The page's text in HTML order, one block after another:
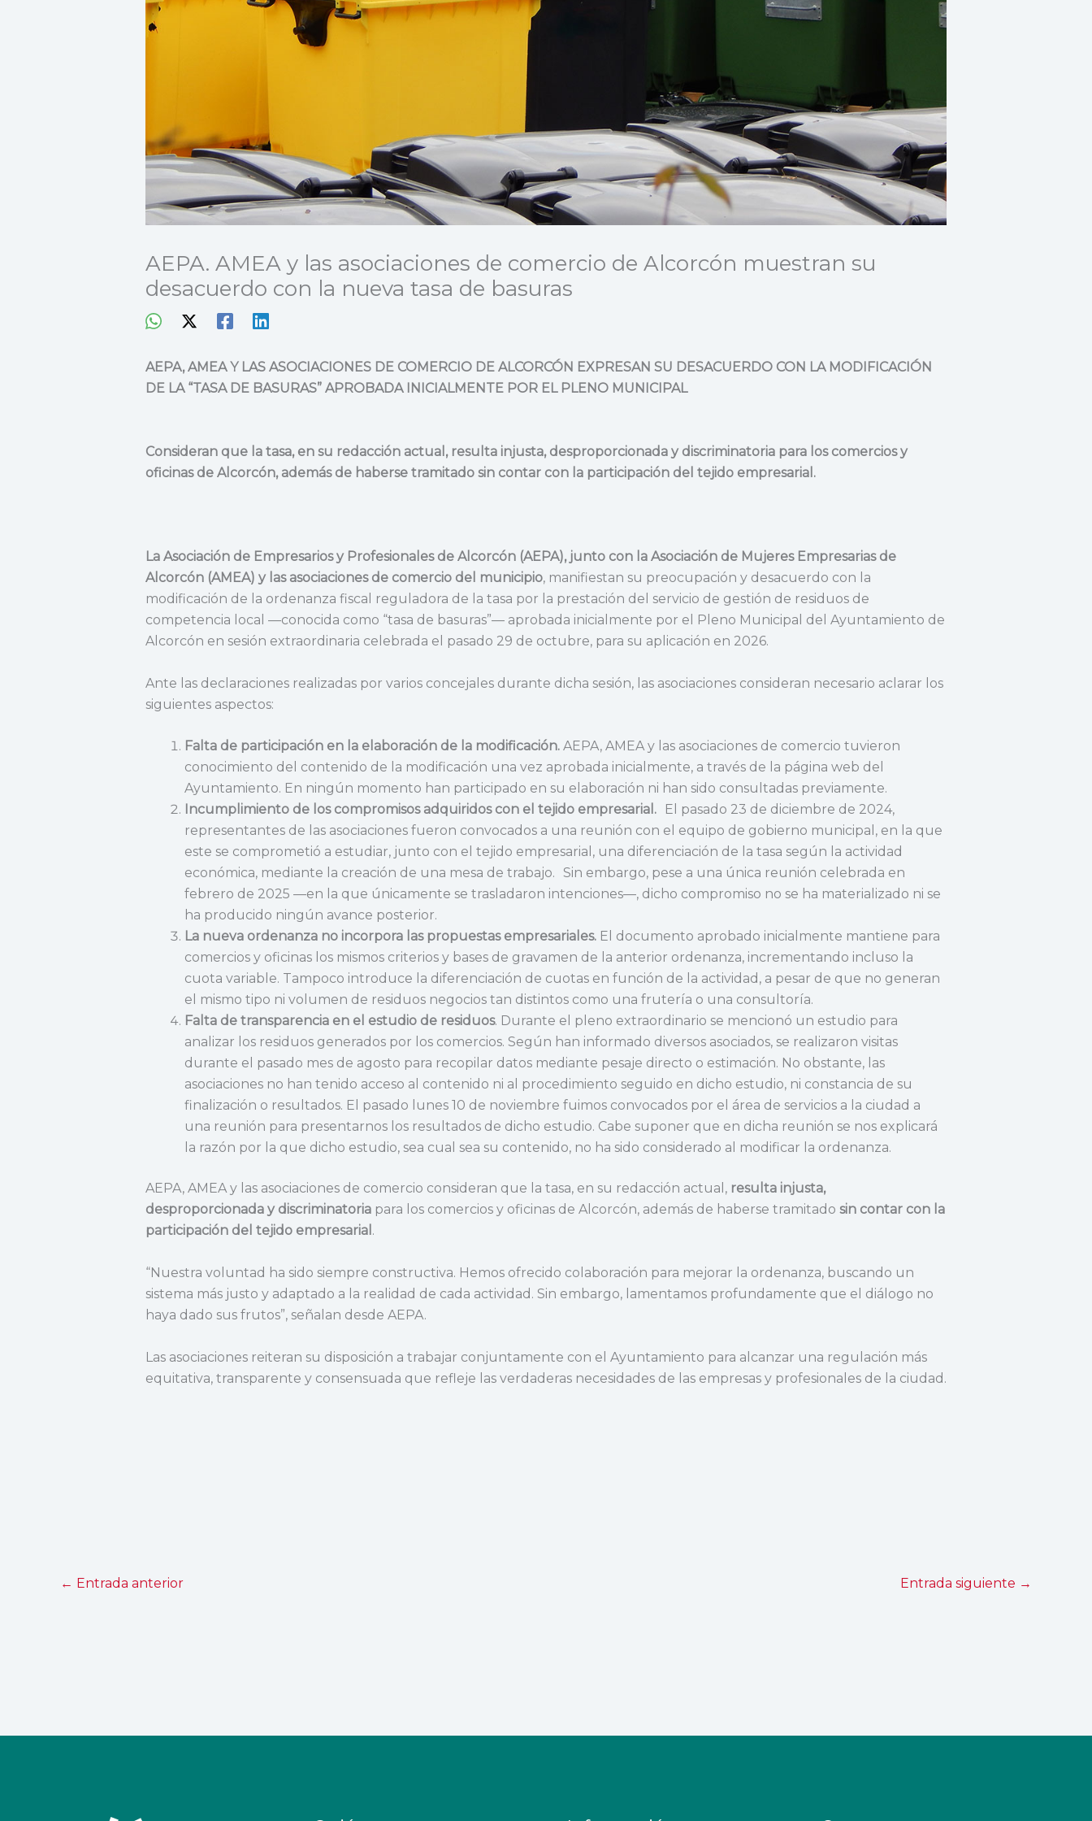
AEPA. AMEA y las asociaciones de comercio de Alcorcón muestran su
desacuerdo con la nueva tasa de basuras
AEPA, AMEA Y LAS ASOCIACIONES DE COMERCIO DE ALCORCÓN EXPRESAN SU DESACUERDO CON LA MODIFICACIÓN
DE LA “TASA DE BASURAS” APROBADA INICIALMENTE POR EL PLENO MUNICIPAL
Consideran que la tasa, en su redacción actual, resulta injusta, desproporcionada y discriminatoria para los comercios y
oficinas de Alcorcón, además de haberse tramitado sin contar con la participación del tejido empresarial.
La Asociación de Empresarios y Profesionales de Alcorcón (AEPA), junto con la Asociación de Mujeres Empresarias de
Alcorcón (AMEA) y las asociaciones de comercio del municipio, manifiestan su preocupación y desacuerdo con la
modificación de la ordenanza fiscal reguladora de la tasa por la prestación del servicio de gestión de residuos de
competencia local —conocida como “tasa de basuras”— aprobada inicialmente por el Pleno Municipal del Ayuntamiento de
Alcorcón en sesión extraordinaria celebrada el pasado 29 de octubre, para su aplicación en 2026.
Ante las declaraciones realizadas por varios concejales durante dicha sesión, las asociaciones consideran necesario aclarar los
siguientes aspectos:
Falta de participación en la elaboración de la modificación. AEPA, AMEA y las asociaciones de comercio tuvieron
conocimiento del contenido de la modificación una vez aprobada inicialmente, a través de la página web del
Ayuntamiento. En ningún momento han participado en su elaboración ni han sido consultadas previamente.
Incumplimiento de los compromisos adquiridos con el tejido empresarial.El pasado 23 de diciembre de 2024,
representantes de las asociaciones fueron convocados a una reunión con el equipo de gobierno municipal, en la que
este se comprometió a estudiar, junto con el tejido empresarial, una diferenciación de la tasa según la actividad
económica, mediante la creación de una mesa de trabajo. Sin embargo, pese a una única reunión celebrada en
febrero de 2025 —en la que únicamente se trasladaron intenciones—, dicho compromiso no se ha materializado ni se
ha producido ningún avance posterior.
La nueva ordenanza no incorpora las propuestas empresariales. El documento aprobado inicialmente mantiene para
comercios y oficinas los mismos criterios y bases de gravamen de la anterior ordenanza, incrementando incluso la
cuota variable. Tampoco introduce la diferenciación de cuotas en función de la actividad, a pesar de que no generan
el mismo tipo ni volumen de residuos negocios tan distintos como una frutería o una consultoría.
Falta de transparencia en el estudio de residuos. Durante el pleno extraordinario se mencionó un estudio para
analizar los residuos generados por los comercios. Según han informado diversos asociados, se realizaron visitas
durante el pasado mes de agosto para recopilar datos mediante pesaje directo o estimación. No obstante, las
asociaciones no han tenido acceso al contenido ni al procedimiento seguido en dicho estudio, ni constancia de su
finalización o resultados. El pasado lunes 10 de noviembre fuimos convocados por el área de servicios a la ciudad a
una reunión para presentarnos los resultados de dicho estudio. Cabe suponer que en dicha reunión se nos explicará
la razón por la que dicho estudio, sea cual sea su contenido, no ha sido considerado al modificar la ordenanza.
AEPA, AMEA y las asociaciones de comercio consideran que la tasa, en su redacción actual, resulta injusta,
desproporcionada y discriminatoriapara los comercios y oficinas de Alcorcón, además de haberse tramitado sin contar con la
participación del tejido empresarial .
“Nuestra voluntad ha sido siempre constructiva. Hemos ofrecido colaboración para mejorar la ordenanza, buscando un
sistema más justo y adaptado a la realidad de cada actividad. Sin embargo, lamentamos profundamente que el diálogo no
haya dado sus frutos”, señalan desde AEPA.
Las asociaciones reiteran su disposición a trabajar conjuntamente con el Ayuntamiento para alcanzar una regulación más
equitativa, transparente y consensuada que refleje las verdaderas necesidades de las empresas y profesionales de la ciudad.
← Entrada anterior Entrada siguiente →